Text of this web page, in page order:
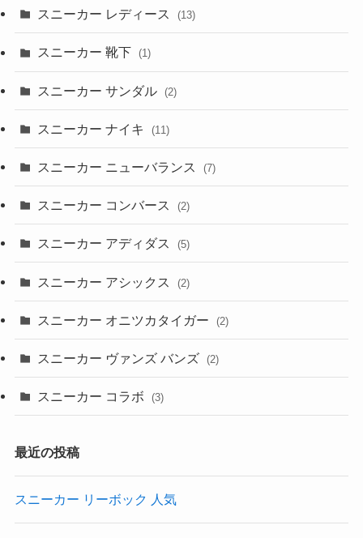
スニーカー レディース (13)
スニーカー 靴下 (1)
スニーカー サンダル (2)
スニーカー ナイキ (11)
スニーカー ニューバランス (7)
スニーカー コンバース (2)
スニーカー アディダス (5)
スニーカー アシックス (2)
スニーカー オニツカタイガー (2)
スニーカー ヴァンズ バンズ (2)
スニーカー コラボ (3)
最近の投稿
スニーカー リーボック 人気